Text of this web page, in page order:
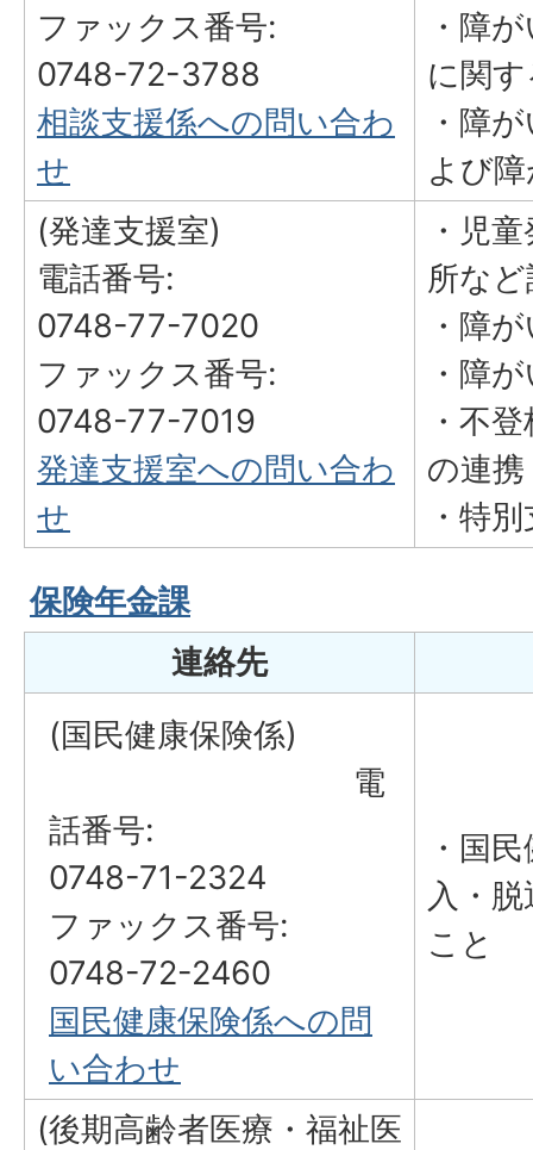
ファックス番号:
0748-72-3788
相談支援係への問い合わ
せ
・障
に関
・障
よび
(発達支援室)
電話番号:
0748-77-7020
ファックス番号:
0748-77-7019
発達支援室への問い合わ
せ
・児
所な
・障
・障
・不
の連携
・特
保険年金課
連絡先
(国民健康保険係)
電
話番号:
0748-71-2324
ファックス番号:
0748-72-2460
国民健康保険係への問
い合わせ
・国
入・
こと
(後期高齢者医療・福祉医